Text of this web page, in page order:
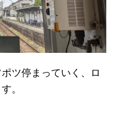
ツ停まっていく、ロ
。